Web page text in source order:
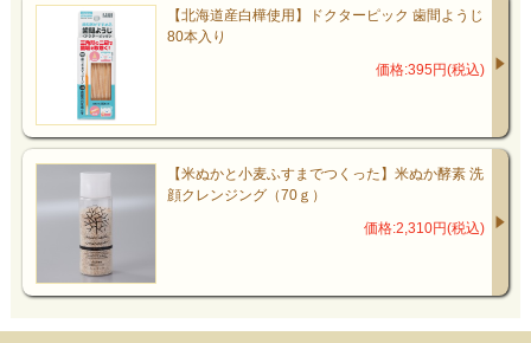
【北海道産白樺使用】ドクターピック 歯間ようじ
80本入り
価格:395円(税込)
【米ぬかと小麦ふすまでつくった】米ぬか酵素 洗
顔クレンジング（70ｇ）
価格:2,310円(税込)